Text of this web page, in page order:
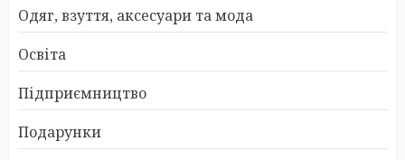
Одяг, взуття, аксесуари та мода
Освіта
Підприємництво
Подарунки